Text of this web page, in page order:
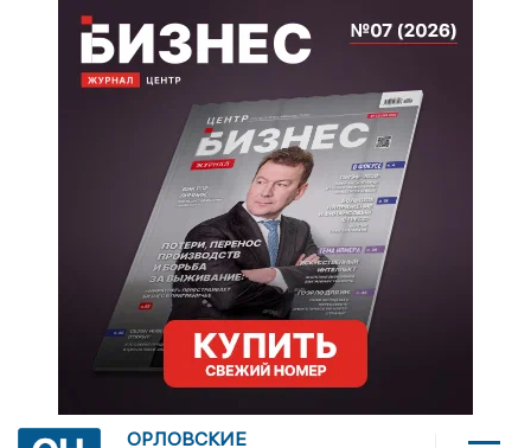
ОРЛОВСКИЕ